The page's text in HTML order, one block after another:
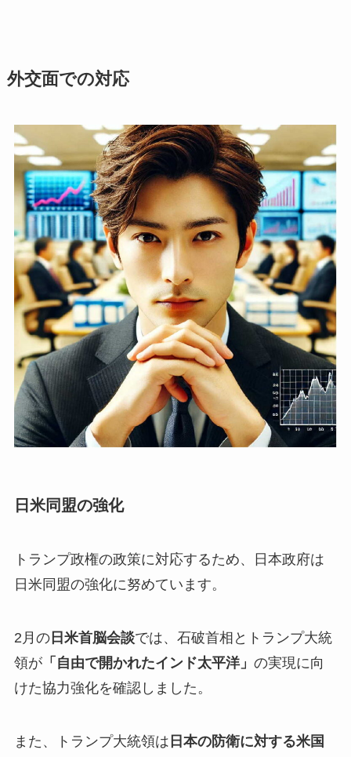
外交面での対応
日米同盟の強化
トランプ政権の政策に対応するため、日本政府は
日米同盟の強化に努めています。
2月の日米首脳会談では、石破首相とトランプ大統
領が「自由で開かれたインド太平洋」 の実現に向
けた協力強化を確認しました。
また、トランプ大統領は 日本の防衛に対する米国